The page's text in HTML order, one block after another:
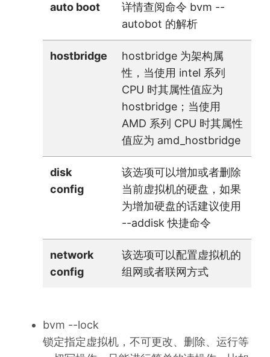
auto boot
详情查阅命令 bvm --
autobot 的解析
hostbridge
hostbridge 为架构属
性，当使用 intel 系列
CPU 时其属性值应为
hostbridge；当使用
AMD 系列 CPU 时其属性
值应为 amd_hostbridge
disk
config
该选项可以增加或者删除
当前虚拟机的硬盘，如果
为增加硬盘的话建议使用
--addisk 快捷命令
network
config
该选项可以配置虚拟机的
组网或者联网方式
bvm --lock
锁定指定虚拟机，不可更改、删除、运行等